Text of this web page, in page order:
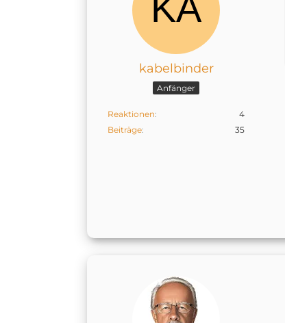
kabelbinder
Anfänger
Reaktionen
4
Beiträge
35